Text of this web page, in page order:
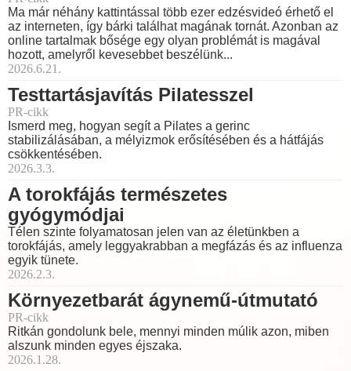
Ma már néhány kattintással több ezer edzésvideó érhető el
az interneten, így bárki találhat magának tornát. Azonban az
online tartalmak bősége egy olyan problémát is magával
hozott, amelyről kevesebbet beszélünk...
2026.6.21.
Testtartásjavítás Pilatesszel
PR-cikk
Ismerd meg, hogyan segít a Pilates a gerinc
stabilizálásában, a mélyizmok erősítésében és a hátfájás
csökkentésében.
2026.3.3.
A torokfájás természetes
gyógymódjai
Télen szinte folyamatosan jelen van az életünkben a
torokfájás, amely leggyakrabban a megfázás és az influenza
egyik tünete.
2026.2.3.
Környezetbarát ágynemű-útmutató
PR-cikk
Ritkán gondolunk bele, mennyi minden múlik azon, miben
alszunk minden egyes éjszaka.
2026.1.28.